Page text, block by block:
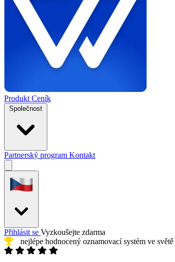
Produkt Ceník
Společnost
Partnerský program Kontakt
menu
Přihlásit se Vyzkoušejte zdarma
nejlépe hodnocený oznamovací systém ve světě